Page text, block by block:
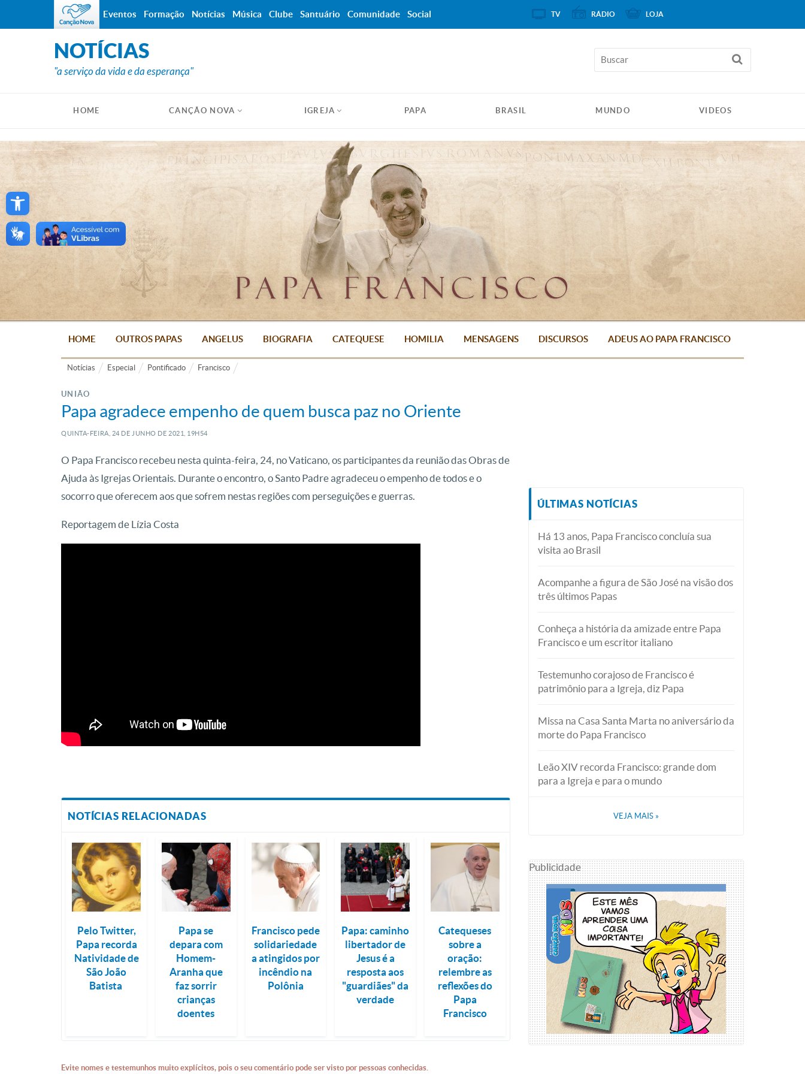
Open toolbar
NOTÍCIAS
"a serviço da vida e da esperança"
HOME CANÇÃO NOVA IGREJA PAPA BRASIL MUNDO VIDEOS
HOME OUTROS PAPAS ANGELUS BIOGRAFIA CATEQUESE HOMILIA MENSAGENS DISCURSOS ADEUS AO PAPA FRANCISCO
Notícias Especial Pontificado Francisco
UNIÃO
Papa agradece empenho de quem busca paz no Oriente
QUINTA-FEIRA, 24 DE JUNHO DE 2021, 19H54
O Papa Francisco recebeu nesta quinta-feira, 24, no Vaticano, os participantes da reunião das Obras de
Ajuda às Igrejas Orientais. Durante o encontro, o Santo Padre agradeceu o empenho de todos e o
socorro que oferecem aos que sofrem nestas regiões com perseguições e guerras.
Reportagem de Lízia Costa
NOTÍCIAS RELACIONADAS
Pelo Twitter,
Papa recorda
Natividade de
São João
Batista
Papa se
depara com
Homem-
Aranha que
faz sorrir
crianças
doentes
Francisco pede
solidariedade
a atingidos por
incêndio na
Polônia
Papa: caminho
libertador de
Jesus é a
resposta aos
"guardiães" da
verdade
Catequeses
sobre a
oração:
relembre as
reflexões do
Papa
Francisco
Evite nomes e testemunhos muito explícitos, pois o seu comentário pode ser visto por pessoas conhecidas.
ÚLTIMAS NOTÍCIAS
Há 13 anos, Papa Francisco concluía sua
visita ao Brasil
Acompanhe a figura de São José na visão dos
três últimos Papas
Conheça a história da amizade entre Papa
Francisco e um escritor italiano
Testemunho corajoso de Francisco é
patrimônio para a Igreja, diz Papa
Missa na Casa Santa Marta no aniversário da
morte do Papa Francisco
Leão XIV recorda Francisco: grande dom
para a Igreja e para o mundo
VEJA MAIS »
Publicidade
Eventos Formação Notícias Música Clube Santuário Comunidade Social TV RÁDIO LOJA